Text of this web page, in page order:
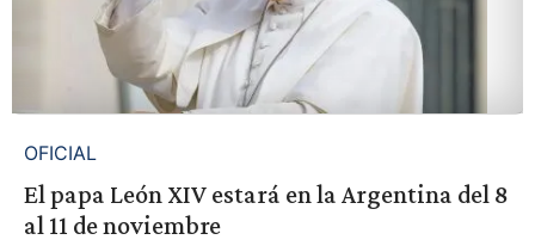
OFICIAL
El papa León XIV estará en la Argentina del 8
al 11 de noviembre